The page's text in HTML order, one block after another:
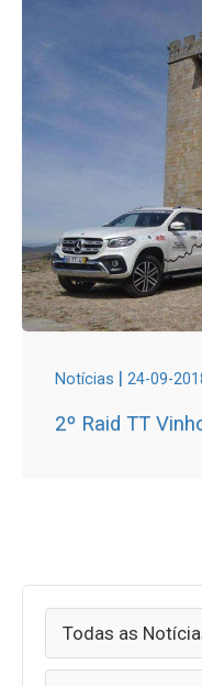
Notícias | 24-09-
2º Raid TT
Todas as